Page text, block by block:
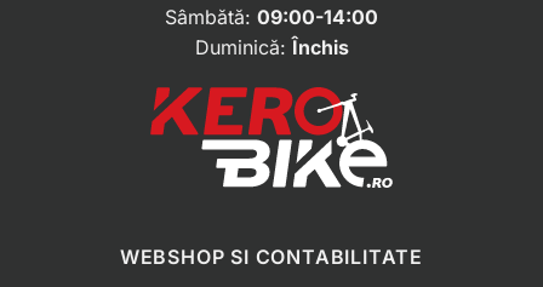
Sâmbătă: 09:00-14:00
Duminică:Închis
WEBSHOP SI CONTABILITATE